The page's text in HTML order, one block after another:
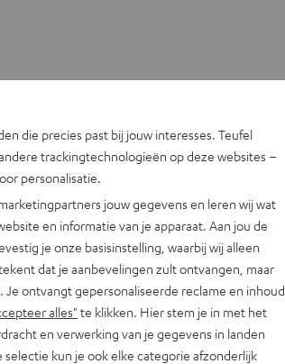
die precies past bij jouw interesses. Teufel
trackingtechnologieën op deze websites –
personalisatie.
jouw gegevens en leren wij wat
en informatie van je apparaat. Aan jou de
je onze basisinstelling, waarbij wij alleen
dat je aanbevelingen zult ontvangen, maar
ontvangt gepersonaliseerde reclame en inhoud
alles" te klikken. Hier stem je in met het
en verwerking van je gegevens in landen
kun je ook elke categorie afzonderlijk